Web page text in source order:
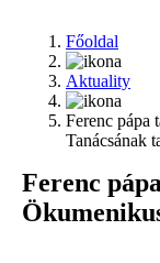
Főoldal
Aktuality
Ferenc pápa
Tanácsának
Ferenc